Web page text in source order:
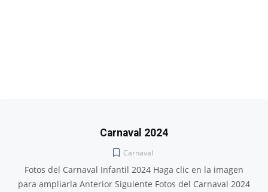
Carnaval 2024
Carnaval
Fotos del Carnaval Infantil 2024 Haga clic en la imagen
para ampliarla Anterior Siguiente Fotos del Carnaval 2024